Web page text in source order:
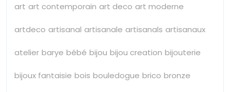
art art contemporain art deco art moderne
artdeco artisanal artisanale artisanals artisanaux
atelier barye bébé bijou bijou creation bijouterie
bijoux fantaisie bois bouledogue brico bronze